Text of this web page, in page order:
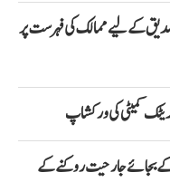
کے لیے ممالک کی فہرست پر
کمیٹی کی ورکشاپ
کے بجائے جارحیت روکنے کے